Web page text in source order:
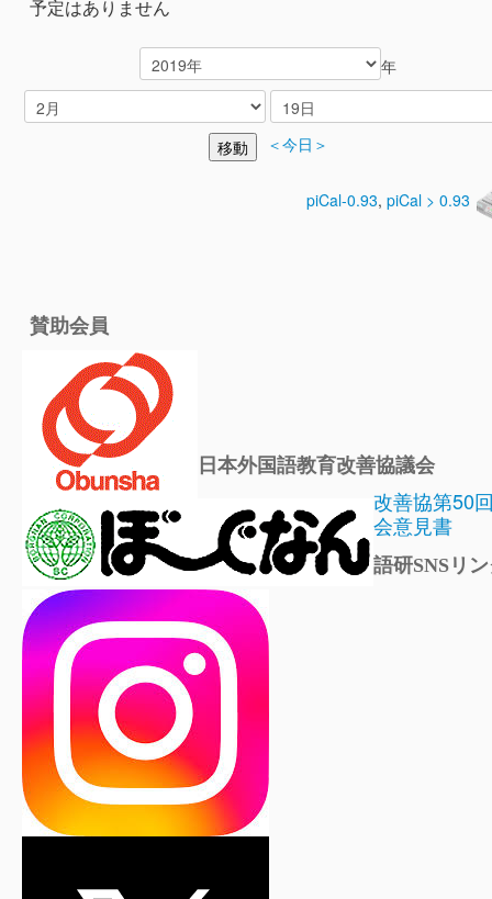
予定はありません
年
＜今日＞
piCal-0.93, piCal > 0.93
賛助会員
日本外国語教育改善協議会
改善協第50
会意見書
語研SNSリ